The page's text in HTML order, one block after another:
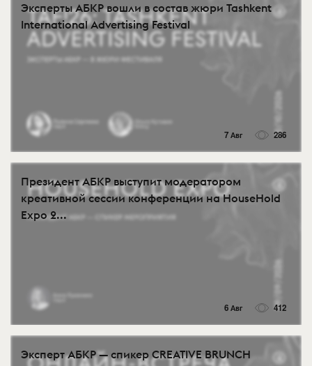
Эксперты АБКР вошли в состав жюри Tashkent
International Advertising Festival
7 Авг 286
Президент АБКР выступит модератором
креативной сессии конференции на HouseHold
Expo 2...
6 Авг 412
Эксперт АБКР — спикер CREATIVE BRUNCH